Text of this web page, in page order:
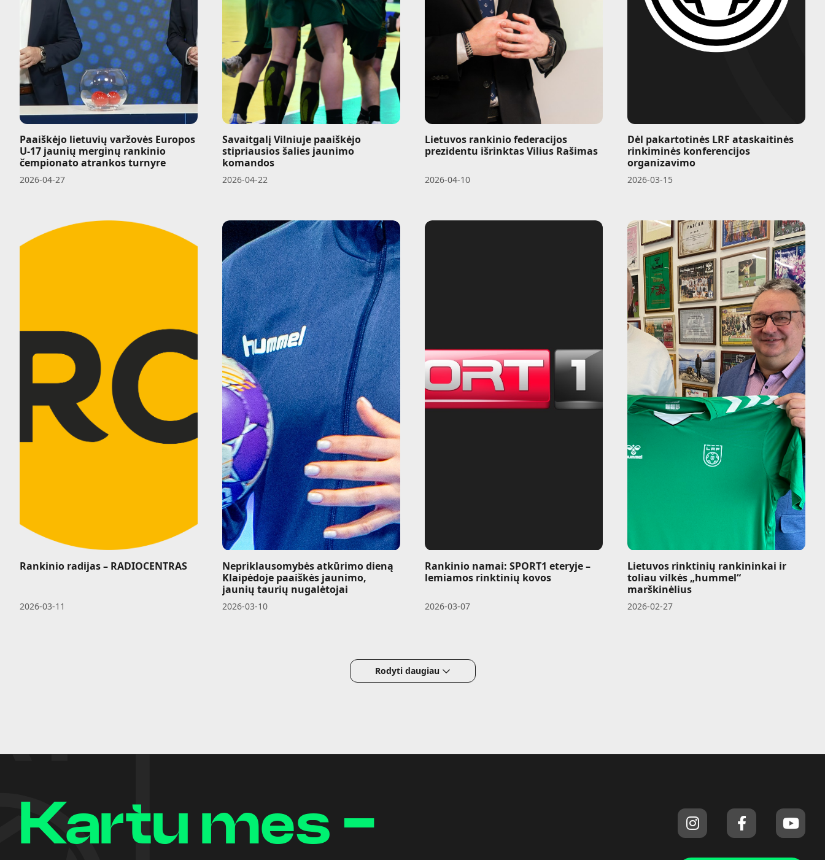
Paaiškėjo lietuvių varžovės Europos
U-17 jaunių merginų rankinio
čempionato atrankos turnyre
2026-04-27
Savaitgalį Vilniuje paaiškėjo
stipriausios šalies jaunimo
komandos
2026-04-22
Lietuvos rankinio federacijos
prezidentu išrinktas Vilius Rašimas
2026-04-10
Dėl pakartotinės LRF ataskaitinės
rinkiminės konferencijos
organizavimo
2026-03-15
Rankinio radijas – RADIOCENTRAS
2026-03-11
Nepriklausomybės atkūrimo dieną
Klaipėdoje paaiškės jaunimo,
jaunių taurių nugalėtojai
2026-03-10
Rankinio namai: SPORT1 eteryje –
lemiamos rinktinių kovos
2026-03-07
Lietuvos rinktinių rankininkai ir
toliau vilkės „hummel“
marškinėlius
2026-02-27
Rodyti daugiau
Kartu mes -